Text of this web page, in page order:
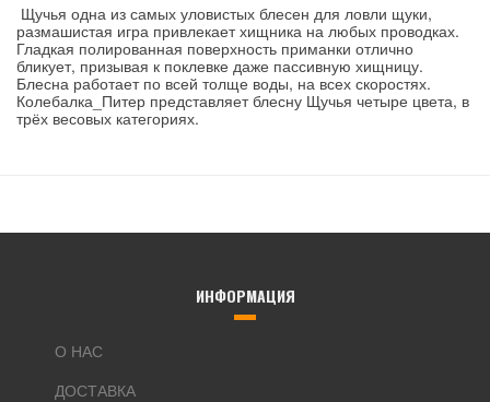
Щучья одна из самых уловистых блесен для ловли щуки,
размашистая игра привлекает хищника на любых проводках.
Гладкая полированная поверхность приманки отлично
бликует, призывая к поклевке даже пассивную хищницу.
Блесна работает по всей толще воды, на всех скоростях.
Колебалка_Питер представляет блесну Щучья четыре цвета, в
трёх весовых категориях.
ИНФОРМАЦИЯ
О НАС
ДОСТАВКА